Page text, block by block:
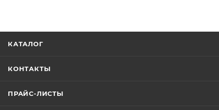
КАТАЛОГ
КОНТАКТЫ
ПРАЙС-ЛИСТЫ